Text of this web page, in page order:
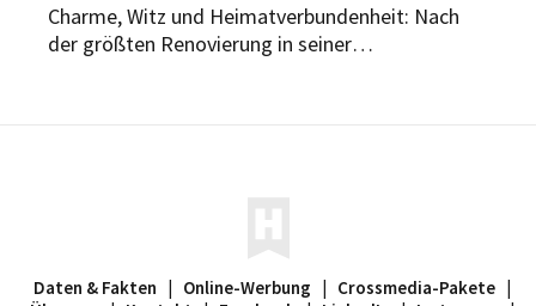
Charme, Witz und Heimatverbundenheit: Nach
der größten Renovierung in seiner
Daten & Fakten | Online-Werbung | Crossmedia-Pakete |